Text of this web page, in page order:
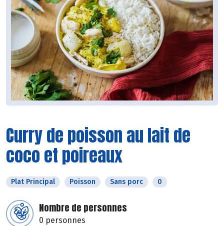
Curry de poisson au lait de
coco et poireaux
Plat Principal Poisson Sans porc 0
Nombre de personnes
0 personnes